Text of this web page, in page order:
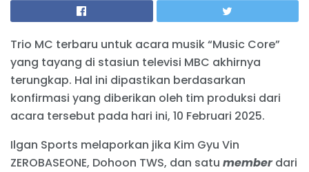
Trio MC terbaru untuk acara musik “Music Core”
yang tayang di stasiun televisi MBC akhirnya
terungkap. Hal ini dipastikan berdasarkan
konfirmasi yang diberikan oleh tim produksi dari
acara tersebut pada hari ini, 10 Februari 2025.
Ilgan Sports melaporkan jika Kim Gyu Vin
ZEROBASEONE, Dohoon TWS, dan satu memberdari